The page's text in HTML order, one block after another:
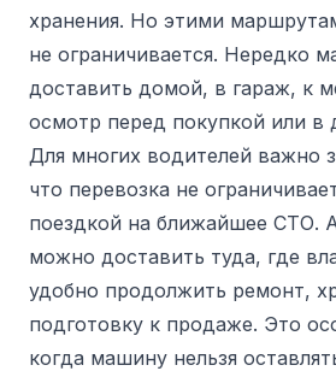
хранения. Но этими
не ограничивается. Нередко
доставить домой, в гараж, к
осмотр перед покупкой или в
Для многих водителей важно
что перевозка не
поездкой на ближайшее СТО.
можно доставить туда, где
удобно продолжить ремонт,
подготовку к продаже. Это
когда машину нельзя